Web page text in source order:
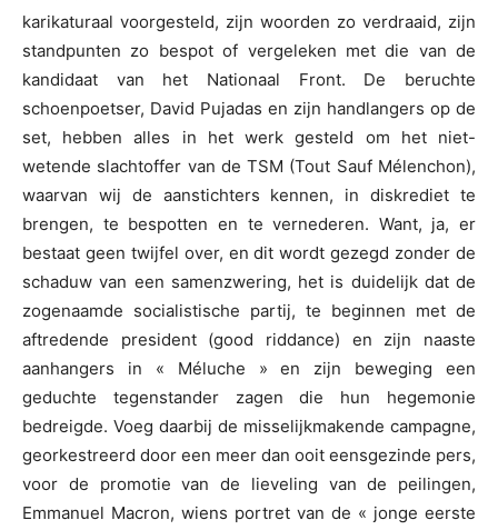
karikaturaal voorgesteld, zijn woorden zo verdraaid, zijn
standpunten zo bespot of vergeleken met die van de
kandidaat van het Nationaal Front. De beruchte
schoenpoetser, David Pujadas en zijn handlangers op de
set, hebben alles in het werk gesteld om het niet-
wetende slachtoffer van de TSM (Tout Sauf Mélenchon),
waarvan wij de aanstichters kennen, in diskrediet te
brengen, te bespotten en te vernederen. Want, ja, er
bestaat geen twijfel over, en dit wordt gezegd zonder de
schaduw van een samenzwering, het is duidelijk dat de
zogenaamde socialistische partij, te beginnen met de
aftredende president (good riddance) en zijn naaste
aanhangers in « Méluche » en zijn beweging een
geduchte tegenstander zagen die hun hegemonie
bedreigde. Voeg daarbij de misselijkmakende campagne,
georkestreerd door een meer dan ooit eensgezinde pers,
voor de promotie van de lieveling van de peilingen,
Emmanuel Macron, wiens portret van de « jonge eerste